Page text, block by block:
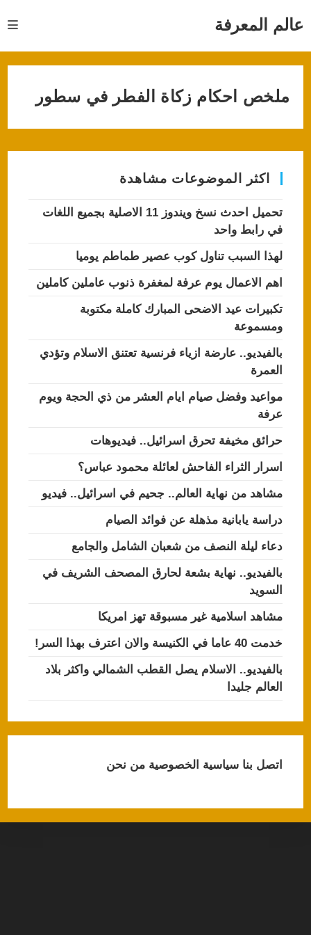
عالم المعرفة
ملخص احكام زكاة الفطر في سطور
اكثر الموضوعات مشاهدة
تحميل احدث نسخ ويندوز 11 الاصلية بجميع اللغات
في رابط واحد
لهذا السبب تناول كوب عصير طماطم يوميا
اهم الاعمال يوم عرفة لمغفرة ذنوب عاملين كاملين
تكبيرات عيد الاضحى المبارك كاملة مكتوبة
ومسموعة
بالفيديو.. عارضة ازياء فرنسية تعتنق الاسلام وتؤدي
العمرة
مواعيد وفضل صيام ايام العشر من ذي الحجة ويوم
عرفة
حرائق مخيفة تحرق اسرائيل.. فيديوهات
اسرار الثراء الفاحش لعائلة محمود عباس؟
مشاهد من نهاية العالم.. جحيم في اسرائيل.. فيديو
دراسة يابانية مذهلة عن فوائد الصيام
دعاء ليلة النصف من شعبان الشامل والجامع
بالفيديو.. نهاية بشعة لحارق المصحف الشريف في
السويد
مشاهد اسلامية غير مسبوقة تهز امريكا
خدمت 40 عاما في الكنيسة والان اعترف بهذا السر!
بالفيديو.. الاسلام يصل القطب الشمالي واكثر بلاد
العالم جليدا
اتصل بناسياسية الخصوصيةمن نحن